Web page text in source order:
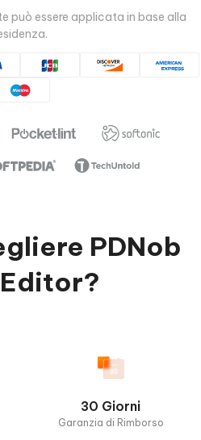
può essere applicata in base alla
PDNob
Editor?
30 Giorni
Garanzia di Rimborso